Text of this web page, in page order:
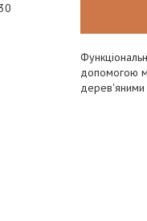
допомогою
дерев'яними